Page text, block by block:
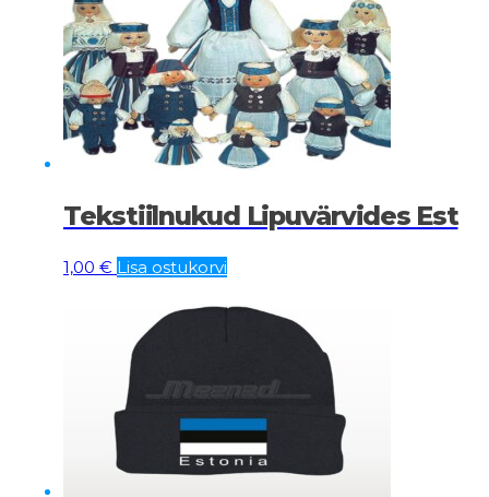
Tekstiilnukud Lipuvärvides Est
1,00 € Lisa ostukorvi